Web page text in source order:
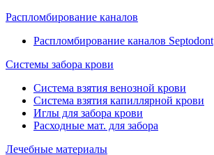
Распломбирование каналов
Распломбирование каналов Septodont
Системы забора крови
Система взятия венозной крови
Система взятия капиллярной крови
Иглы для забора крови
Расходные мат. для забора
Лечебные материалы